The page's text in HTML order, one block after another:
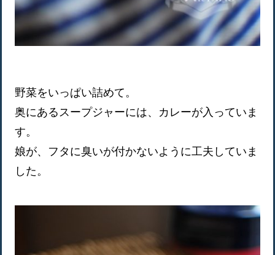
野菜をいっぱい詰めて。
奥にあるスープジャーには、カレーが入っていま
す。
娘が、フタに臭いが付かないように工夫していま
した。